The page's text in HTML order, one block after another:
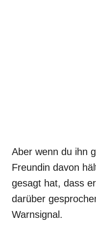
Aber wenn du ihn
Freundin davon
gesagt hat, dass
darüber
Warnsignal.